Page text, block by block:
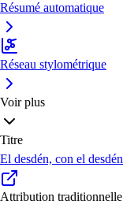
Résumé automatique
Réseau stylométrique
Voir plus
Titre
El desdén, con el desdén
Attribution traditionnelle